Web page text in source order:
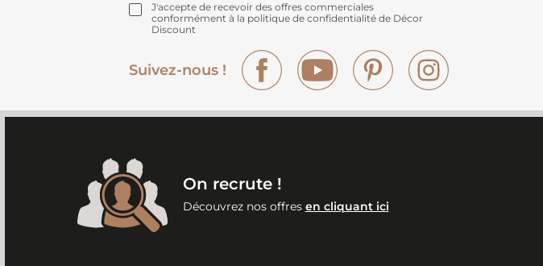
J'accepte de recevoir des offres commerciales
conformément à la politique de confidentialité de Décor
Discount
Suivez-nous !
Facebook YouTube Pinterest
On recrute !
Découvrez nos offres en cliquant ici